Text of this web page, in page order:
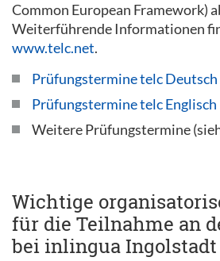
Common European Framework)
Weiterführende Informationen
www.telc.net.
Prüfungstermine telc Deutsch
Prüfungstermine telc Englisch
Weitere Prüfungstermine
Wichtige
für die Teilnahme an
bei inlingua Ingolstadt